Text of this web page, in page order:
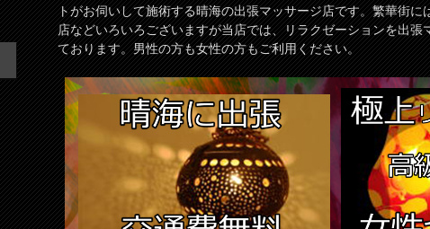
トがお伺いして施術する晴海の出張マッサージ店です。繁華街に
店などいろいろございますが当店では、リラクゼーションを出張
ております。男性の方も女性の方もご利用ください。